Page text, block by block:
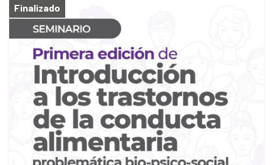
Finalizado